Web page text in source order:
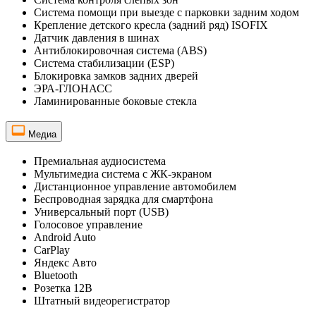
Система помощи при выезде с парковки задним ходом
Крепление детского кресла (задний ряд) ISOFIX
Датчик давления в шинах
Антиблокировочная система (ABS)
Система стабилизации (ESP)
Блокировка замков задних дверей
ЭРА-ГЛОНАСС
Ламинированные боковые стекла
Медиа
Премиальная аудиосистема
Мультимедиа система с ЖК-экраном
Дистанционное управление автомобилем
Беспроводная зарядка для смартфона
Универсальный порт (USB)
Голосовое управление
Android Auto
CarPlay
Яндекс Авто
Bluetooth
Розетка 12В
Штатный видеорегистратор